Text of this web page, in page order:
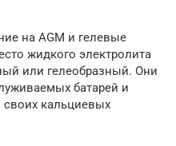
на AGM и гелевые
жидкого электролита
или гелеобразный. Они
батарей и
кальциевых